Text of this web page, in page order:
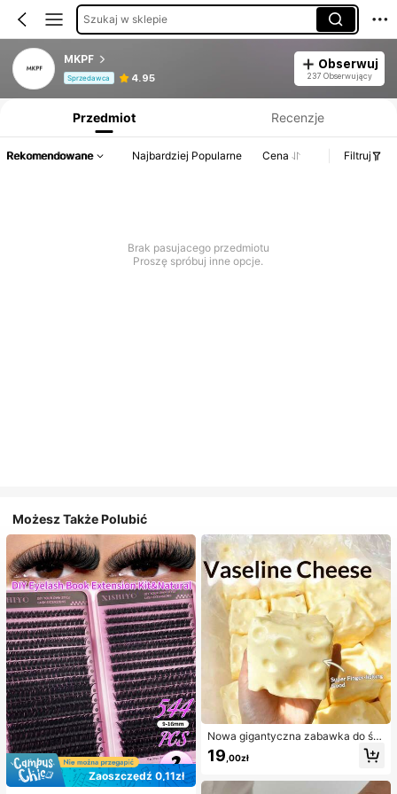
Szukaj w sklepie
MKPF
Sprzedawca 4.95
Obserwuj
237 Obserwujący
Przedmiot Recenzje
Rekomendowane Najbardziej Popularne Cena Filtruj
Brak pasujacego przedmiotu
Proszę spróbuj inne opcje.
Możesz Także Polubić
Zaoszczędź 0,11zł
Nowa gigantyczna zabawka do ści
skania w kształcie sera z nadzienie
m, kwadratowa piłka serowa do ści
a, powolne odbijanie, obudowa z T
19 ,00zł